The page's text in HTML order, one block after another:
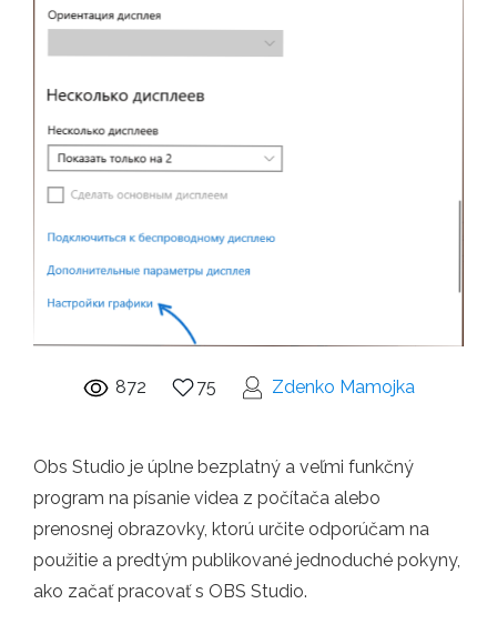
872 75 Zdenko Mamojka
Obs Studio je úplne bezplatný a veľmi funkčný
program na písanie videa z počítača alebo
prenosnej obrazovky, ktorú určite odporúčam na
použitie a predtým publikované jednoduché pokyny,
ako začať pracovať s OBS Studio.